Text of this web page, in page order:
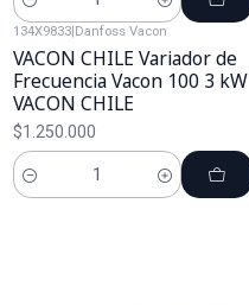
Cantidad
134X9833 Danfoss Vacon
VACON CHILE Variador de
Frecuencia Vacon 100 3 kW
VACON CHILE
$1.250.000
Cantidad